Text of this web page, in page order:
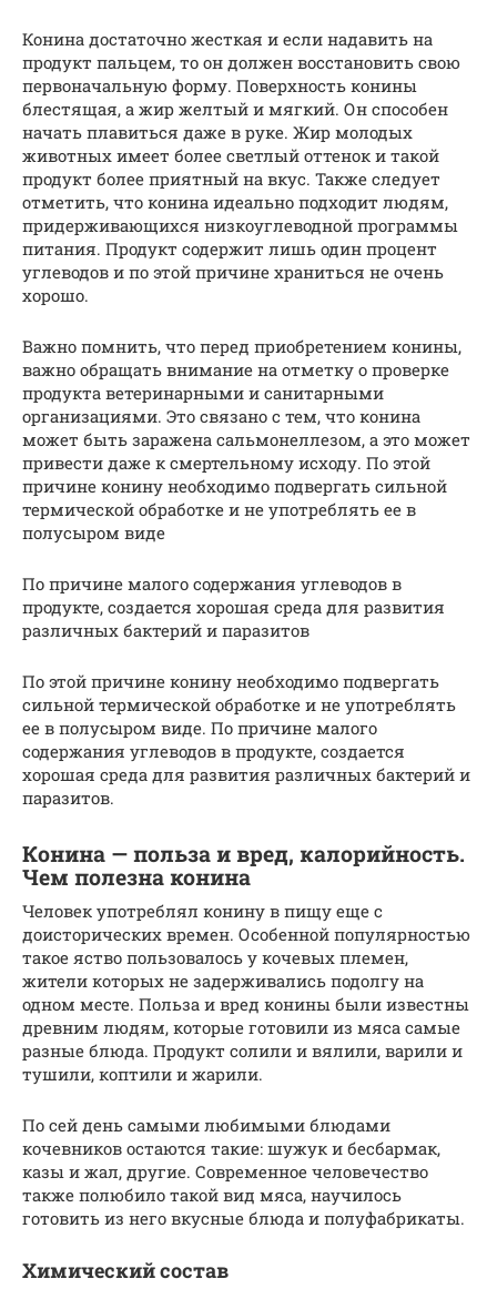
Конина достаточно жесткая и если надавить на
продукт пальцем, то он должен восстановить свою
первоначальную форму. Поверхность конины
блестящая, а жир желтый и мягкий. Он способен
начать плавиться даже в руке. Жир молодых
животных имеет более светлый оттенок и такой
продукт более приятный на вкус. Также следует
отметить, что конина идеально подходит людям,
придерживающихся низкоуглеводной программы
питания. Продукт содержит лишь один процент
углеводов и по этой причине храниться не очень
хорошо.
Важно помнить, что перед приобретением конины,
важно обращать внимание на отметку о проверке
продукта ветеринарными и санитарными
организациями. Это связано с тем, что конина
может быть заражена сальмонеллезом, а это может
привести даже к смертельному исходу. По этой
причине конину необходимо подвергать сильной
термической обработке и не употреблять ее в
полусыром виде
По причине малого содержания углеводов в
продукте, создается хорошая среда для развития
различных бактерий и паразитов
По этой причине конину необходимо подвергать
сильной термической обработке и не употреблять
ее в полусыром виде. По причине малого
содержания углеводов в продукте, создается
хорошая среда для развития различных бактерий и
паразитов.
Конина — польза и вред, калорийность.
Чем полезна конина
Человек употреблял конину в пищу еще с
доисторических времен. Особенной популярностью
такое яство пользовалось у кочевых племен,
жители которых не задерживались подолгу на
одном месте. Польза и вред конины были известны
древним людям, которые готовили из мяса самые
разные блюда. Продукт солили и вялили, варили и
тушили, коптили и жарили.
По сей день самыми любимыми блюдами
кочевников остаются такие: шужук и бесбармак,
казы и жал, другие. Современное человечество
также полюбило такой вид мяса, научилось
готовить из него вкусные блюда и полуфабрикаты.
Химический состав